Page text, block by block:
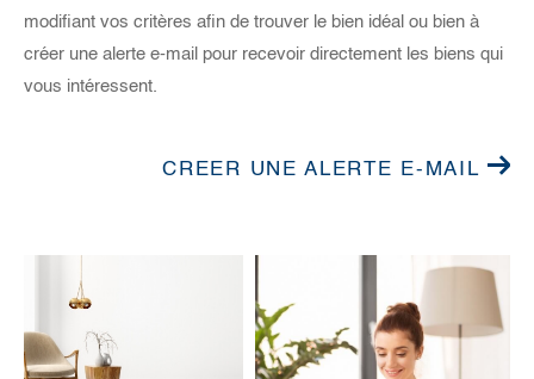
modifiant vos critères afin de trouver le bien idéal ou bien à
créer une alerte e-mail pour recevoir directement les biens qui
vous intéressent.
CREER UNE ALERTE E-MAIL